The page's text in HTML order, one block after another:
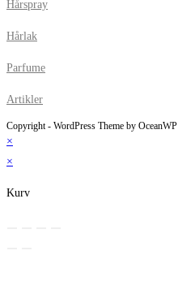
Hårspray
Hårlak
Parfume
Artikler
Copyright - WordPress Theme by OceanWP
×
×
Kurv